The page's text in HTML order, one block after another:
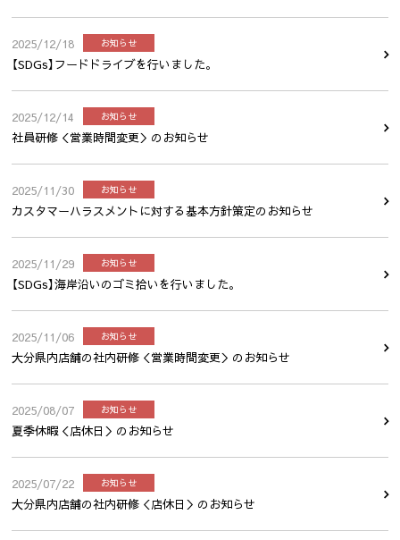
2025/12/18 お知らせ
【SDGs】フードドライブを行いました。
2025/12/14 お知らせ
社員研修＜営業時間変更＞のお知らせ
2025/11/30 お知らせ
カスタマーハラスメントに対する基本方針策定のお知らせ
2025/11/29 お知らせ
【SDGs】海岸沿いのゴミ拾いを行いました。
2025/11/06 お知らせ
大分県内店舗の社内研修＜営業時間変更＞のお知らせ
2025/08/07 お知らせ
夏季休暇＜店休日＞のお知らせ
2025/07/22 お知らせ
大分県内店舗の社内研修＜店休日＞のお知らせ